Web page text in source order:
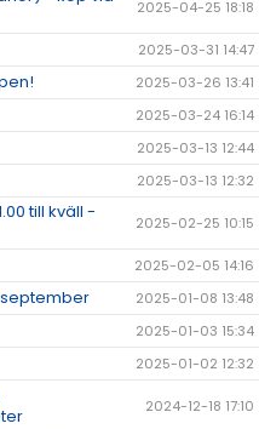
2025-04-25 18:18
2025-03-31 14:47
2025-03-26 13:41
2025-03-24 16:14
2025-03-13 12:44
2025-03-13 12:32
till kväll -
2025-02-25 10:15
2025-02-05 14:16
september 2025-01-08 13:48
2025-01-03 15:34
2025-01-02 12:32
2024-12-18 17:10